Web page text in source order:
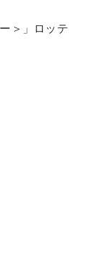
＞」ロッテ